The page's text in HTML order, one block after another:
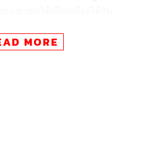
ารให้ความสำคัญกับระบบและ
MORE